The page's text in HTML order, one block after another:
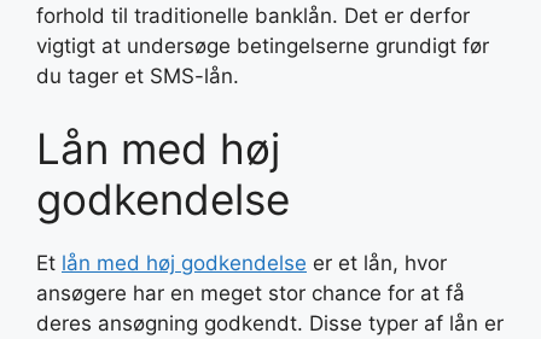
forhold til traditionelle banklån. Det er derfor
vigtigt at undersøge betingelserne grundigt før
du tager et SMS-lån.
Lån med høj
godkendelse
Et lån med høj godkendelse er et lån, hvor
ansøgere har en meget stor chance for at få
deres ansøgning godkendt. Disse typer af lån er